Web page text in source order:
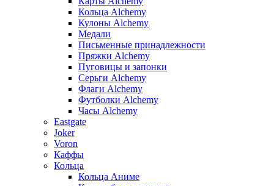
Кольца Alchemy
Кулоны Alchemy
Медали
Письменные принадлежности
Пряжки Alchemy
Пуговицы и запонки
Серьги Alchemy
Флаги Alchemy
Футболки Alchemy
Часы Alchemy
Eastgate
Joker
Voron
Каффы
Кольца
Кольца Аниме